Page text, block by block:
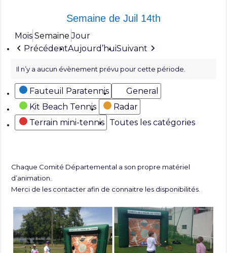
Semaine de Juil 14th
Mois Semaine Jour
PrécédentAujourd’huiSuivant
Il n’y a aucun évènement prévu pour cette période.
Catégories
Fauteuil Paratennis
General
Kit Beach Tennis
Radar
Terrain mini-tennis Toutes les catégories
Chaque Comité Départemental a son propre matériel
d’animation.
Merci de les contacter afin de connaitre les disponibilités.